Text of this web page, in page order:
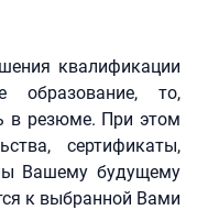
квалификации
образование, то,
в резюме. При этом
сертификаты,
Вашему будущему
к выбранной Вами